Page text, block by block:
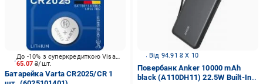
65.07₴/шт.
До -10% з суперкредиткою Visa Вигода
Батарейка Varta CR2025/CR 1
Від 94.91 ₴ X 10
Повербанк Anker 10000 mAh
black (A110DH11) 22.5W Built-In